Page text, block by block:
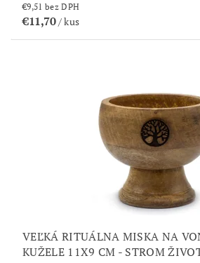
€9,51 bez DPH
€11,70/ kus
VEĽKÁ RITUÁLNA MISKA NA
KUŽELE 11X9 CM - STROM